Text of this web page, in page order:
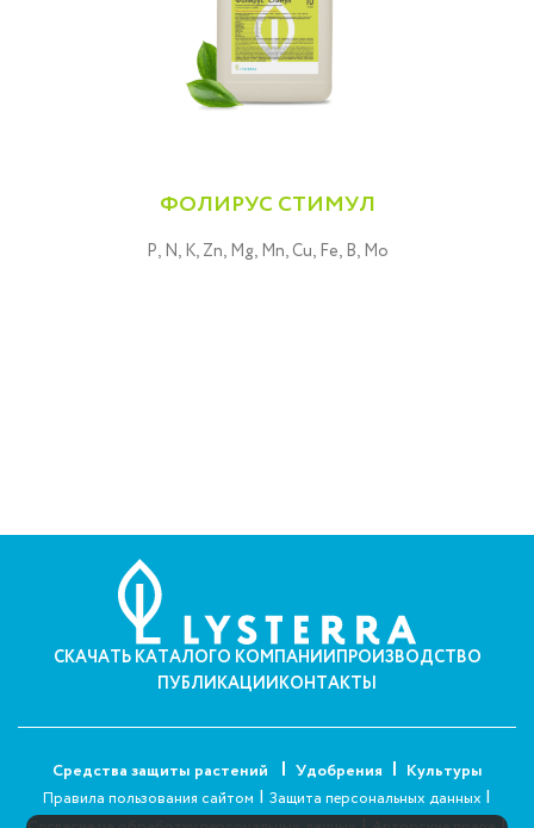
ФОЛИРУС СТИМУЛ
P, N, K, Zn, Mg, Mn, Cu, Fe, B, Mo
СКАЧАТЬ КАТАЛОГО КОМПАНИИПРОИЗВОДСТВО
ПУБЛИКАЦИИКОНТАКТЫ
Средства защиты растений Удобрения Культуры
Правила пользования сайтом | Защита персональных данных |